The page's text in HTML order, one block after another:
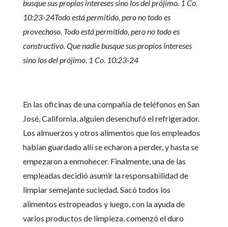
busque sus propios intereses sino los del prójimo. 1 Co.
10:23-24Todo está permitido, pero no todo es
provechoso. Todo está permitido, pero no todo es
constructivo. Que nadie busque sus propios intereses
sino los del prójimo. 1 Co. 10:23-24
En las oficinas de una compañía de teléfonos en San
José, California, alguien desenchufó el refrigerador.
Los almuerzos y otros alimentos que los empleados
habían guardado allí se echaron a perder, y hasta se
empezaron a enmohecer. Finalmente, una de las
empleadas decidió asumir la responsabilidad de
limpiar semejante suciedad. Sacó todos los
alimentos estropeados y luego, con la ayuda de
varios productos de limpieza, comenzó el duro